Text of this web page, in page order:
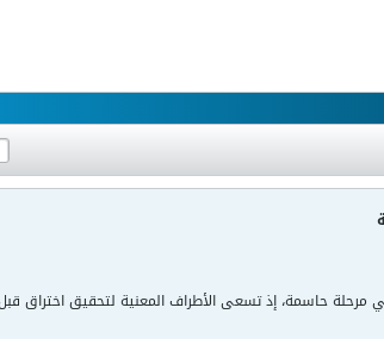
مرحلة حاسمة، إذ تسعى الأطراف المعنية لتحقيق اختراق